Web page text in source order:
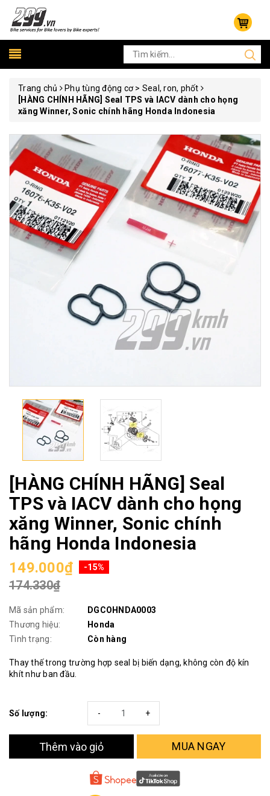
Trang chủ
Phụ tùng động cơ > Seal, ron, phốt
[HÀNG CHÍNH HÃNG] Seal TPS và IACV dành cho họng
xăng Winner, Sonic chính hãng Honda Indonesia
[HÀNG CHÍNH HÃNG] Seal
TPS và IACV dành cho họng
xăng Winner, Sonic chính
hãng Honda Indonesia
149.000₫ -15%
174.330₫
Mã sản phẩm:
DGCOHNDA0003
Thương hiệu:
Honda
Tình trạng:
Còn hàng
Thay thế trong trường hợp seal bị biến dạng, không còn độ kín
khít như ban đầu.
Số lượng: +
-
Thêm vào giỏ MUA NGAY